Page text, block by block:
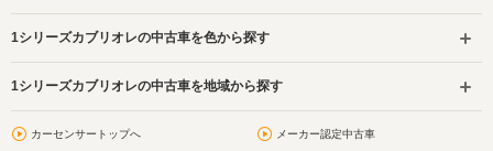
1シリーズカブリオレの中古車を色から探す
1シリーズカブリオレの中古車を地域から探す
カーセンサートップへ メーカー認定中古車